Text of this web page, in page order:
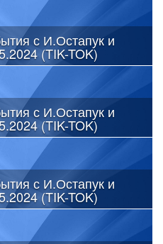
с И.Остапук и
(TIK-TOK)
с И.Остапук и
(TIK-TOK)
с И.Остапук и
(TIK-TOK)